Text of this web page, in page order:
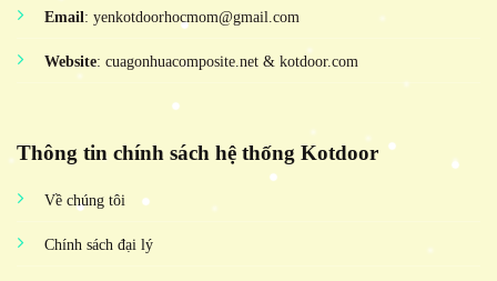
Email: yenkotdoorhocmom@gmail.com
Website: cuagonhuacomposite.net & kotdoor.com
Thông tin chính sách hệ thống Kotdoor
Về chúng tôi
Chính sách đại lý